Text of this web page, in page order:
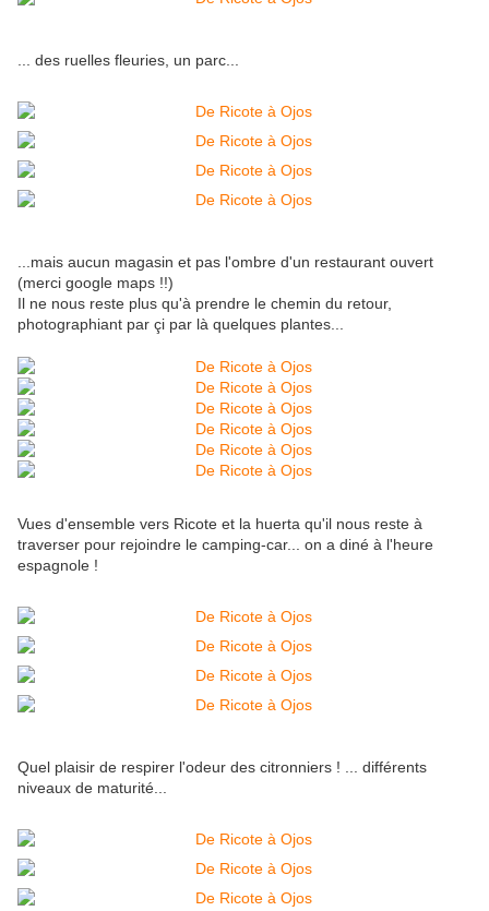
... des ruelles fleuries, un parc...
...mais aucun magasin et pas l'ombre d'un restaurant ouvert
(merci google maps !!)
Il ne nous reste plus qu'à prendre le chemin du retour,
photographiant par çi par là quelques plantes...
Vues d'ensemble vers Ricote et la huerta qu'il nous reste à
traverser pour rejoindre le camping-car... on a diné à l'heure
espagnole !
Quel plaisir de respirer l'odeur des citronniers ! ... différents
niveaux de maturité...